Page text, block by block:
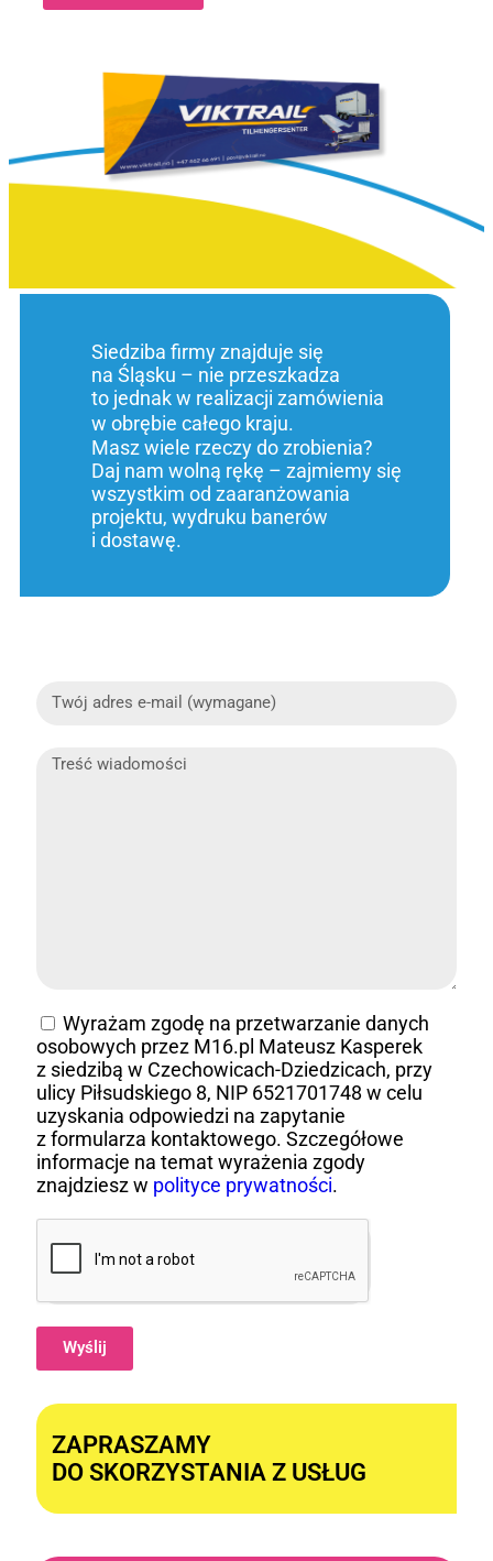
Siedziba firmy znajduje się
na Śląsku – nie przeszkadza
to jednak w realizacji zamówienia
w obrębie całego kraju.
Masz wiele rzeczy do zrobienia?
Daj nam wolną rękę – zajmiemy się
wszystkim od zaaranżowania
projektu, wydruku banerów
i dostawę.
Wyrażam zgodę na przetwarzanie danych
osobowych przez M16.pl Mateusz Kasperek
z siedzibą w Czechowicach-Dziedzicach, przy
ulicy Piłsudskiego 8, NIP 6521701748 w celu
uzyskania odpowiedzi na zapytanie
z formularza kontaktowego. Szczegółowe
informacje na temat wyrażenia zgody
znajdziesz w polityce prywatności.
Wyślij
ZAPRASZAMY
DO SKORZYSTANIA Z USŁUG